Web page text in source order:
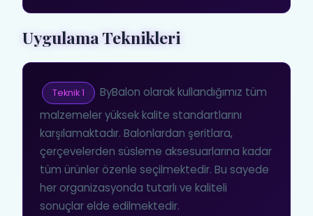
Uygulama Teknikleri
Teknik 1
ByBalon olarak kullandığımız tüm
malzemeler yüksek kalite standartlarını
karşılamaktadır. Balonlardan şeritlara,
çerçevelerden süsleme aksesuarlarına kadar
tüm ürünler özenle seçilmektedir. Bu sayede
her organizasyonda tutarlı ve kaliteli
sonuçlar elde edilmektedir.